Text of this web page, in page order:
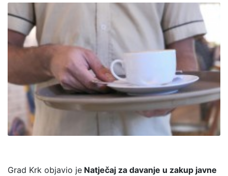
Grad Krk objavio je Natječaj za davanje u zakup javne